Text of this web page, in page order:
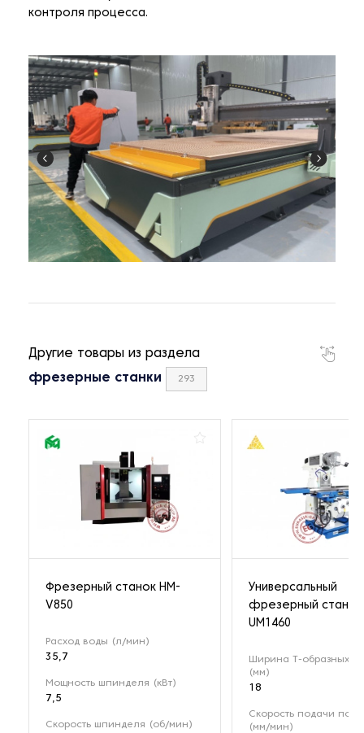
контроля процесса.
Другие товары из раздела
фрезерные станки 293
Фрезерный станок HM-
V850
Расход воды (л/мин)
35,7
Мощность шпинделя (кВт)
7,5
Скорость шпинделя (об/мин)
Универсальный
фрезерный станок
UM1460
Ширина Т-образных
(мм)
18
Скорость подачи по
(мм/мин)